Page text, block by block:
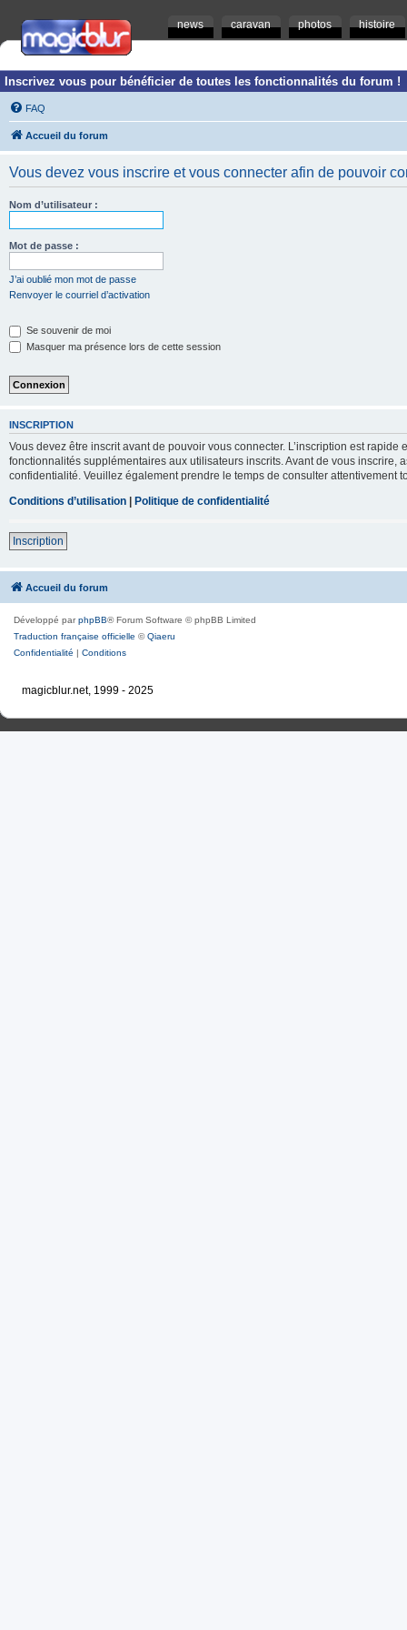
news caravan photos histoire
Inscrivez vous pour bénéficier de toutes les fonctionnalités du forum !
FAQ
Accueil du forum
Vous devez vous inscrire et vous connecter afin de pouvoir
Nom d’utilisateur :
Mot de passe :
J’ai oublié mon mot de passe
Renvoyer le courriel d’activation
Se souvenir de moi
Masquer ma présence lors de cette session
INSCRIPTION
Vous devez être inscrit avant de pouvoir vous connecter. L’inscription est
fonctionnalités supplémentaires aux utilisateurs inscrits. Avant de vous inscrire,
confidentialité. Veuillez également prendre le temps de consulter attentivement
Conditions d’utilisation | Politique de confidentialité
Inscription
Accueil du forum
Développé parphpBB® Forum Software © phpBB Limited
Traduction française officielle ©Qiaeru
Confidentialité | Conditions
magicblur.net, 1999 - 2025